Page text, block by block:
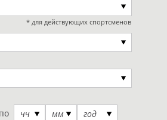
* для действующих спортсменов
по чч мм год